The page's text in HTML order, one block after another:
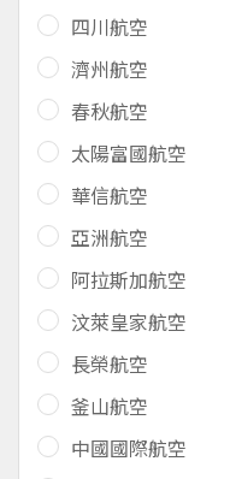
四川航空
濟州航空
春秋航空
太陽富國航空
華信航空
亞洲航空
阿拉斯加航空
汶萊皇家航空
長榮航空
釜山航空
中國國際航空